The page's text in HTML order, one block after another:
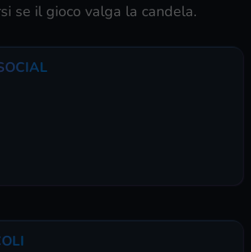
se il gioco valga la candela.